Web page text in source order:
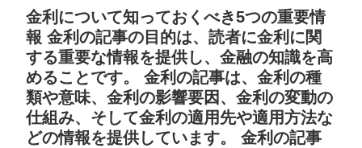
金利について知っておくべき5つの重要情
報 金利の記事の目的は、読者に金利に関
する重要な情報を提供し、金融の知識を高
めることです。 金利の記事は、金利の種
類や意味、金利の影響要因、金利の変動の
仕組み、そして金利の適用先や適用方法な
どの情報を提供しています。 金利の記事